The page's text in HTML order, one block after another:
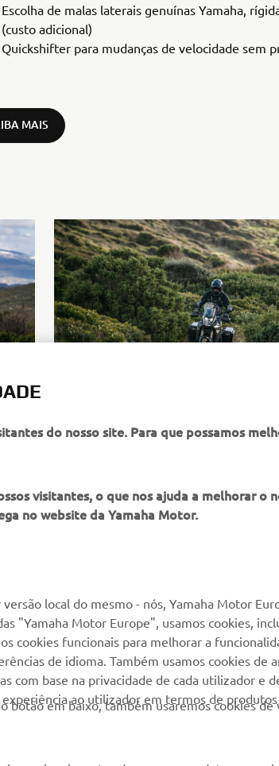
Escolha de malas laterais genuínas Yamaha,
(custo adicional)
Quickshifter para mudanças de velocidade sem
MAIS
Yamaha Music
Yamaha Racing
Yamaha Motor Global
Aplicações móveis
Serviço de
Cliente
Livro de
Catálogo
do nosso site. Para que possamos
visitantes, o que nos ajuda a melhorar o
no website da Yamaha Motor.
local do mesmo - nós, Yamaha Motor
"Yamaha Motor Europe", usamos cookies,
cookies funcionais para melhorar a
de idioma. Também usamos cookies de
com base na privacidade de cada utilizador e
ao utilizador em termos de produtos
botão em baixo, também usaremos cookies